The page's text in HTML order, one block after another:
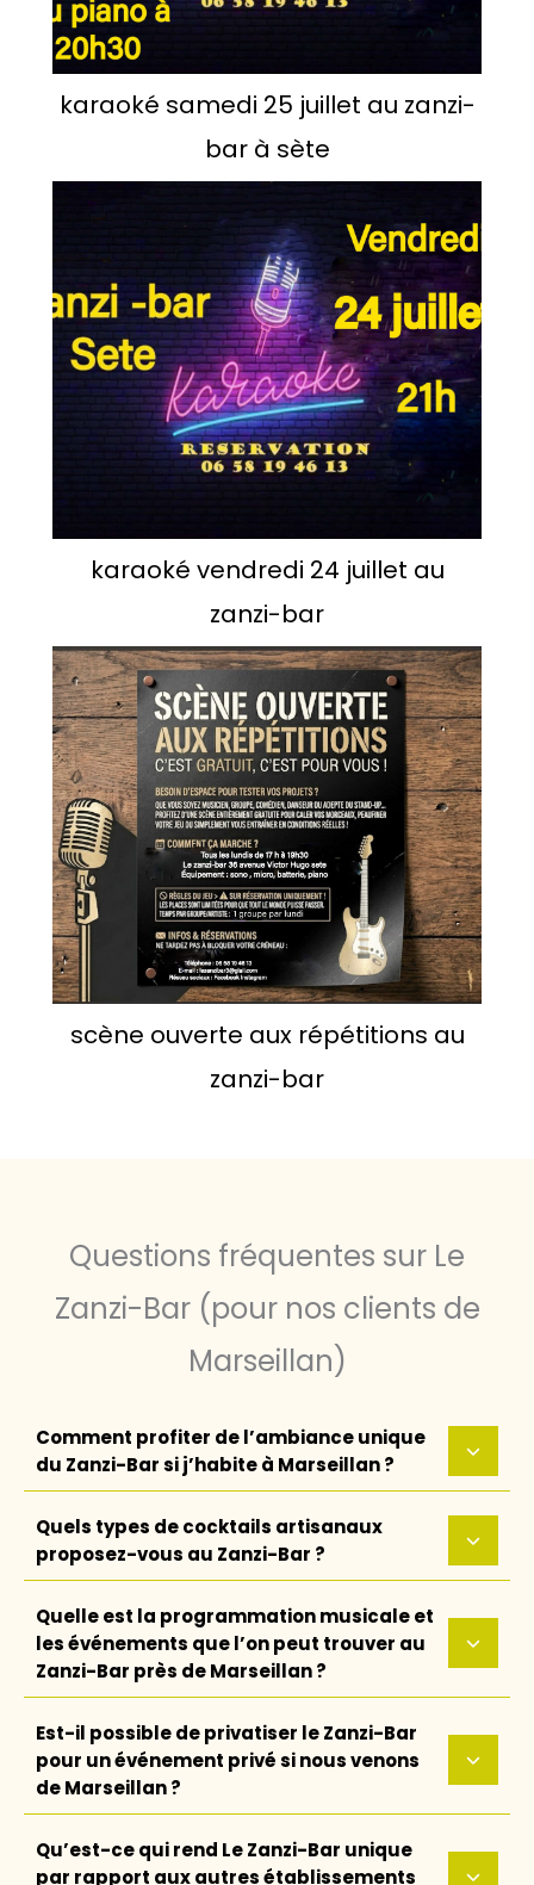
karaoké samedi 25 juillet au zanzi-
bar à sète
karaoké vendredi 24 juillet au
zanzi-bar
scène ouverte aux répétitions au
zanzi-bar
Questions fréquentes sur Le
Zanzi-Bar (pour nos clients de
Marseillan)
Comment profiter de l’ambiance unique
du Zanzi-Bar si j’habite à Marseillan ?
Quels types de cocktails artisanaux
proposez-vous au Zanzi-Bar ?
Quelle est la programmation musicale et
les événements que l’on peut trouver au
Zanzi-Bar près de Marseillan ?
Est-il possible de privatiser le Zanzi-Bar
pour un événement privé si nous venons
de Marseillan ?
Qu’est-ce qui rend Le Zanzi-Bar unique
par rapport aux autres établissements